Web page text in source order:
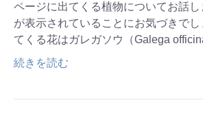
ページに出てくる植物についてお話
が表示されていることにお気づきで
てくる花はガレガソウ（Galega
続きを読む